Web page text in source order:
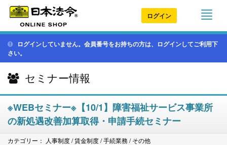
ログイン
ログインしていません。会員番号をお持ちの方は、ログインしてご利用下
さい。
セミナー情報
※WEBセミナー※【10/1】障害福祉サービス事業所
の新処遇改善加算取得・申請手続セミナー
カテゴリー： 人事制度 / 賃金制度 / 手続業務 / その他